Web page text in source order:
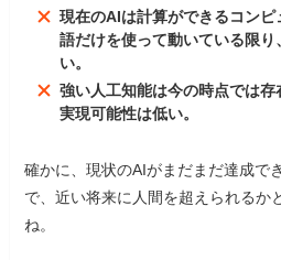
現在のAIは計算ができるコン
語だけを使って動いている限
い。
強い人工知能は今の時点では
実現可能性は低い。
確かに、現状のAIがまだまだ達成で
で、近い将来に人間を超えられるか
ね。